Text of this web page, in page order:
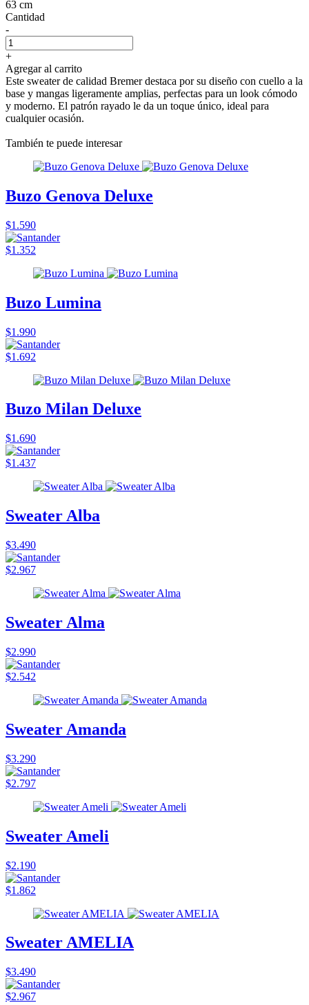
63 cm
Cantidad
-
+
Agregar al carrito
Este sweater de calidad Bremer destaca por su diseño con cuello a la
base y mangas ligeramente amplias, perfectas para un look cómodo
y moderno. El patrón rayado le da un toque único, ideal para
cualquier ocasión.
También te puede interesar
Buzo Genova Deluxe
$1.590
$1.352
Buzo Lumina
$1.990
$1.692
Buzo Milan Deluxe
$1.690
$1.437
Sweater Alba
$3.490
$2.967
Sweater Alma
$2.990
$2.542
Sweater Amanda
$3.290
$2.797
Sweater Ameli
$2.190
$1.862
Sweater AMELIA
$3.490
$2.967